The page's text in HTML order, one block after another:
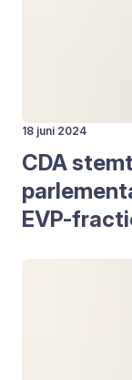
18 juni 2024
CDA
EVP-